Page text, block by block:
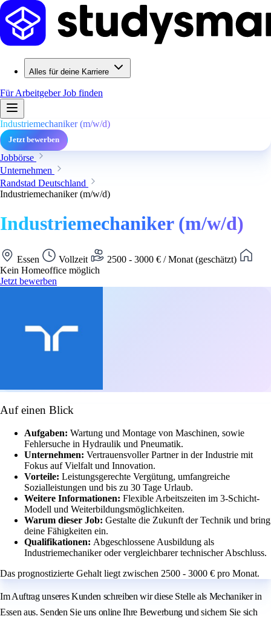
Alles für deine Karriere
Für ArbeitgeberJob finden
Industriemechaniker (m/w/d)
Jetzt bewerben
Jobbörse
Unternehmen
Randstad Deutschland
Industriemechaniker (m/w/d)
Industriemechaniker (m/w/d)
Essen Vollzeit
2500 - 3000 € / Monat (geschätzt)
Kein Homeoffice möglich
Jetzt bewerben
Auf einen Blick
Aufgaben: Wartung und Montage von Maschinen, sowie
Fehlersuche in Hydraulik und Pneumatik.
Unternehmen: Vertrauensvoller Partner in der Industrie mit
Fokus auf Vielfalt und Innovation.
Vorteile: Leistungsgerechte Vergütung, umfangreiche
Sozialleistungen und bis zu 30 Tage Urlaub.
Weitere Informationen: Flexible Arbeitszeiten im 3-Schicht-
Modell und Weiterbildungsmöglichkeiten.
Warum dieser Job: Gestalte die Zukunft der Technik und bring
deine Fähigkeiten ein.
Qualifikationen: Abgeschlossene Ausbildung als
Industriemechaniker oder vergleichbarer technischer Abschluss.
Das prognostizierte Gehalt liegt zwischen 2500 - 3000 € pro Monat.
Im Auftrag unseres Kunden schreiben wir diese Stelle als Mechaniker in
Essen aus. Senden Sie uns online Ihre Bewerbung und sichern Sie sich